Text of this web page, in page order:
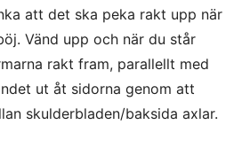
att det ska peka rakt upp när
Vänd upp och när du står
rakt fram, parallellt med
ut åt sidorna genom att
skulderbladen/baksida axlar.